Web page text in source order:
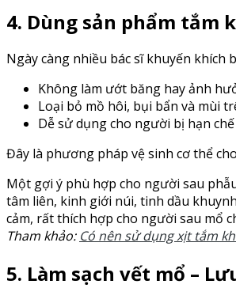
4. Dùng sản phẩm tắm
Ngày càng nhiều bác sĩ khuyến khích
Không làm ướt băng hay ảnh
Loại bỏ mồ hôi, bụi bẩn và mùi
Dễ sử dụng cho người bị hạn
Đây là phương pháp vệ sinh cơ thể
Một gợi ý phù hợp cho người sau
tâm liên, kinh giới núi, tinh dầu
cảm, rất thích hợp cho người sau mổ
Tham khảo: Có nên sử dụng xịt tắm
5. Làm sạch vết mổ –